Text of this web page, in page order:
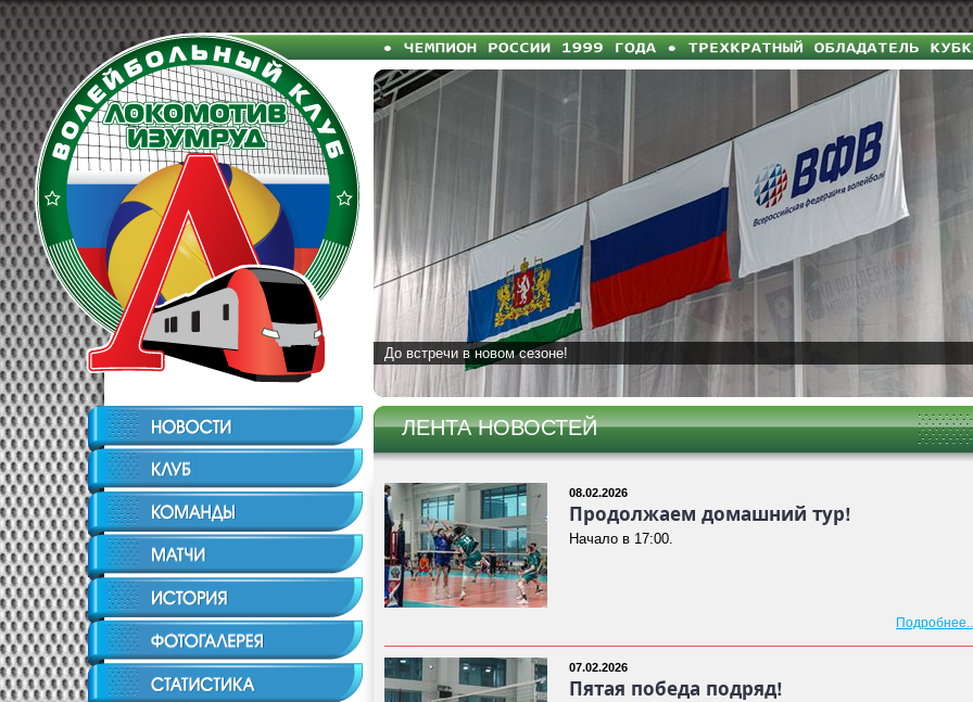
До встречи в новом сезоне!
ЛЕНТА НОВОСТЕЙ
08.02.2026
Продолжаем домашний тур!
Начало в 17:00.
07.02.2026
Пятая победа подряд!